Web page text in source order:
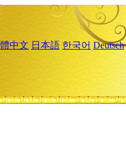
中文 日本語 한국어 Deutsch